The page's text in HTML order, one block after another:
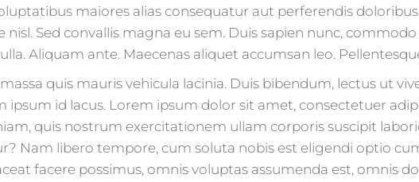
maiores alias consequatur aut perferendis
nisl. Sed convallis magna eu sem. Duis sapien nunc,
Aliquam ante. Maecenas aliquet accumsan leo.
quis mauris vehicula lacinia. Duis bibendum, lectus ut
ipsum id lacus. Lorem ipsum dolor sit amet, consectetuer
quis nostrum exercitationem ullam corporis suscipit
Nam libero tempore, cum soluta nobis est eligendi optio
facere possimus, omnis voluptas assumenda est, omnis